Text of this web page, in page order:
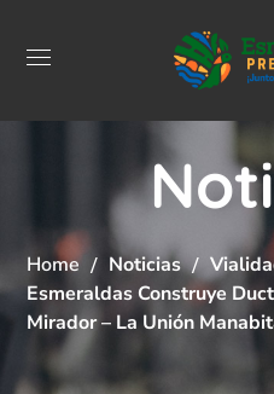
Home Noticias
Esmeraldas Construye
Mirador – La Unión